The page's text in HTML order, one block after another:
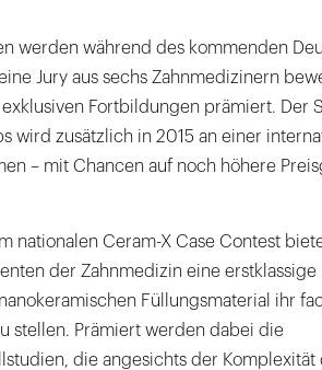
werden während des kommenden
Jury aus sechs Zahnmedizinern
Fortbildungen prämiert. Der
wird zusätzlich in 2015 an einer
– mit Chancen auf noch höhere
nationalen Ceram-X Case Contest
der Zahnmedizin eine erstklassige
Füllungsmaterial ihr
stellen. Prämiert werden dabei die
die angesichts der Komplexität